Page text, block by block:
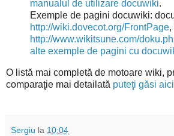
manualul de utilizare docuwiki.
Exemple de pagini docuwiki:
http://wiki.dovecot.org/FrontPage,
http://www.wikitsune.com/
alte exemple de pagini cu
O listă mai completă de motoare wiki,
comparaţie mai detailată puteţi găsi aici
Sergiu la 10:04